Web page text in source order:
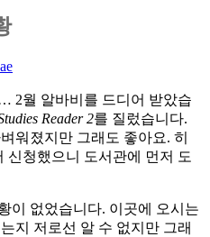
2월 알바비를 드디어 받았습
Reader 2를 질렀습니다.
워졌지만 그래도 좋아요. 히
신청했으니 도서관에 먼저 도
이 없었습니다. 이곳에 오시는
지 저로선 알 수 없지만 그래